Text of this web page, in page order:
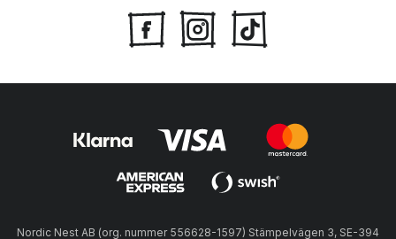
Nordic Nest AB (org. nummer 556628-1597) Stämpelvägen 3, SE-394